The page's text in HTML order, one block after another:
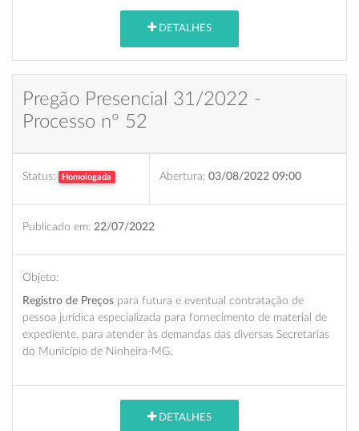
DETALHES
Pregão Presencial 31/2022 -
Processo nº 52
Status: Homologada Abertura: 03/08/2022 09:00
Publicado em: 22/07/2022
Objeto:
Registro de Preços para futura e eventual contratação de
pessoa jurídica especializada para fornecimento de material de
expediente, para atender às demandas das diversas Secretarias
do Município de Ninheira-MG.
DETALHES